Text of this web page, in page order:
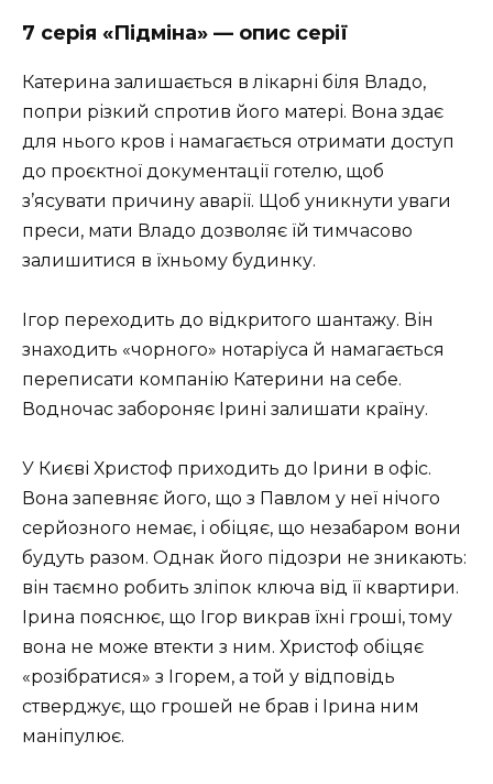
7 серія «Підміна» — опис серії
Катерина залишається в лікарні біля Владо,
попри різкий спротив його матері. Вона здає
для нього кров і намагається отримати доступ
до проєктної документації готелю, щоб
з’ясувати причину аварії. Щоб уникнути уваги
преси, мати Владо дозволяє їй тимчасово
залишитися в їхньому будинку.
Ігор переходить до відкритого шантажу. Він
знаходить «чорного» нотаріуса й намагається
переписати компанію Катерини на себе.
Водночас забороняє Ірині залишати країну.
У Києві Христоф приходить до Ірини в офіс.
Вона запевняє його, що з Павлом у неї нічого
серйозного немає, і обіцяє, що незабаром вони
будуть разом. Однак його підозри не зникають:
він таємно робить зліпок ключа від її квартири.
Ірина пояснює, що Ігор викрав їхні гроші, тому
вона не може втекти з ним. Христоф обіцяє
«розібратися» з Ігорем, а той у відповідь
стверджує, що грошей не брав і Ірина ним
маніпулює.